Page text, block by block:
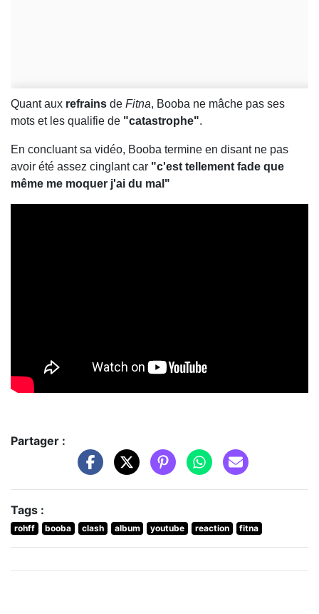
Quant aux refrains de Fitna, Booba ne mâche pas ses
mots et les qualifie de "catastrophe".
En concluant sa vidéo, Booba termine en disant ne pas
avoir été assez cinglant car "c'est tellement fade que
même me moquer j'ai du mal"
Partager :
Tags :
rohff booba clash album youtube reaction fitna